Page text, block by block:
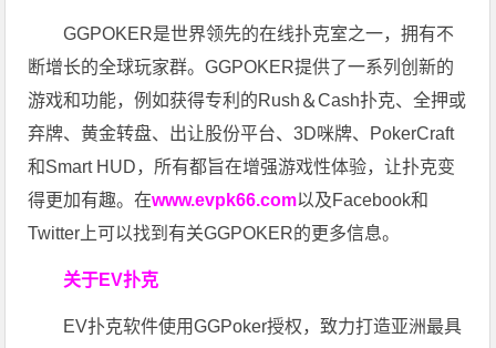
GGPOKER是世界领先的在线扑克室之一，拥有不
断增长的全球玩家群。GGPOKER提供了一系列创新的
游戏和功能，例如获得专利的Rush＆Cash扑克、全押或
弃牌、黄金转盘、出让股份平台、3D咪牌、PokerCraft
和Smart HUD，所有都旨在增强游戏性体验，让扑克变
得更加有趣。在www.evpk66.com以及Facebook和
Twitter上可以找到有关GGPOKER的更多信息。
关于EV扑克
EV扑克软件使用GGPoker授权，致力打造亚洲最具